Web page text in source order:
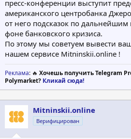
пресс-конференции выступит
американского центробанка
от него подсказок по дальнейшим
фоне банковского кризиса.
По этому мы советуем вывести
нашем сервисе Mitninskii.online !
Реклама: 🔥 Хочешь получить Telegram
Polymarket? Кликай сюда!
Mitninskii.online
Верифицирован